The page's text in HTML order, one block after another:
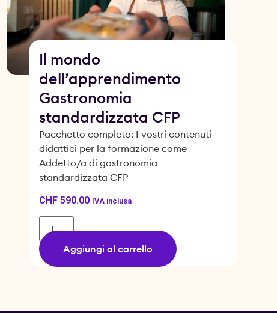
Il mondo
dell’apprendimento
Gastronomia
standardizzata CFP
Pacchetto completo: I vostri contenuti
didattici per la formazione come
Addetto/a di gastronomia
standardizzata CFP
CHF590.00 IVA inclusa
Aggiungi al carrello